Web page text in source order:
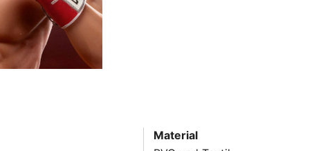
Material